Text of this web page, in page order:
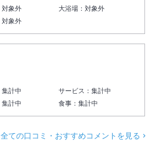
対象外 大浴場：対象外
対象外
集計中 サービス：集計中
集計中 食事：集計中
全ての口コミ・おすすめコメントを見る